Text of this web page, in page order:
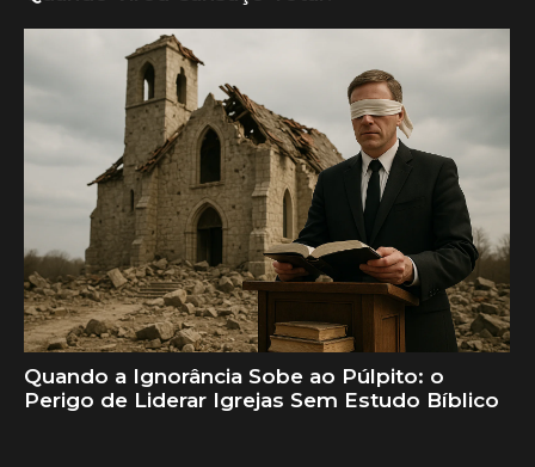
Quando a Ignorância Sobe ao Púlpito: o
Perigo de Liderar Igrejas Sem Estudo Bíblico